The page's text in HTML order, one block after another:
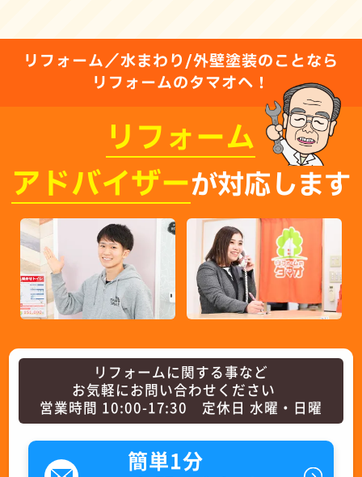
リフォーム／水まわり/外壁塗装のことなら
リフォームのタマオへ！
リフォーム
アドバイザーが対応します
リフォームに関する事など
お気軽にお問い合わせください
営業時間 10:00-17:30 定休日 水曜・日曜
簡単1分